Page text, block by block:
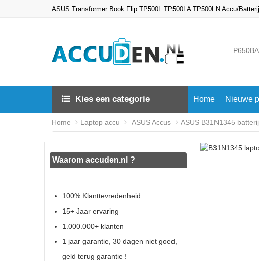
ASUS Transformer Book Flip TP500L TP500LA TP500LN Accu/
Kies een categorie Home Nieuwe
Home Laptop accu ASUS Accus ASUS B31N1345 batterij
Waarom accuden.nl ?
100% Klanttevredenheid
15+ Jaar ervaring
1.000.000+ klanten
1 jaar garantie, 30 dagen niet goed,
geld terug garantie !